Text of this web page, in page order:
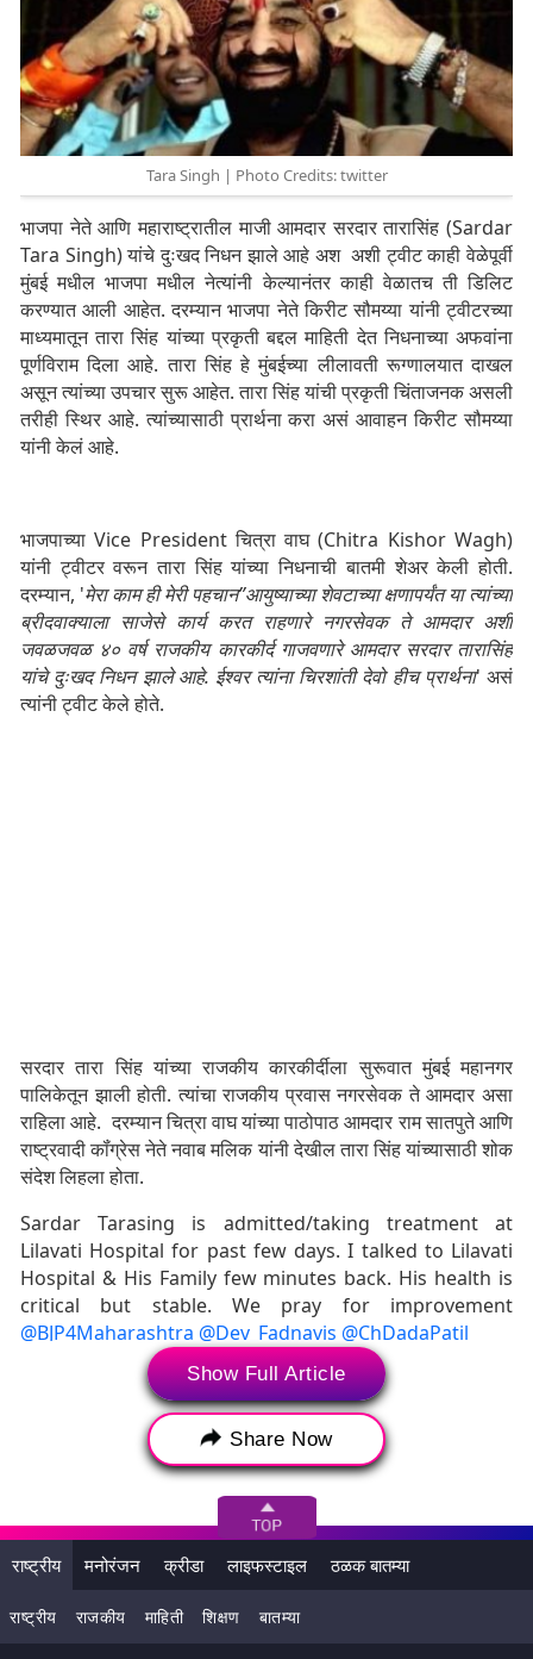
Tara Singh | Photo Credits: twitter
भाजपा नेते आणि महाराष्ट्रातील माजी आमदार सरदार तारासिंह (Sardar
Tara Singh) यांचे दुःखद निधन झाले आहे अश अशी ट्वीट काही वेळेपूर्वी
मुंबई मधील भाजपा मधील नेत्यांनी केल्यानंतर काही वेळातच ती डिलिट
करण्यात आली आहेत. दरम्यान भाजपा नेते किरीट सौमय्या यांनी ट्वीटरच्या
माध्यमातून तारा सिंह यांच्या प्रकृती बद्दल माहिती देत निधनाच्या अफवांना
पूर्णविराम दिला आहे. तारा सिंह हे मुंबईच्या लीलावती रूग्णालयात दाखल
असून त्यांच्या उपचार सुरू आहेत. तारा सिंह यांची प्रकृती चिंताजनक असली
तरीही स्थिर आहे. त्यांच्यासाठी प्रार्थना करा असं आवाहन किरीट सौमय्या
यांनी केलं आहे.
भाजपाच्या Vice President चित्रा वाघ (Chitra Kishor Wagh)
यांनी ट्वीटर वरून तारा सिंह यांच्या निधनाची बातमी शेअर केली होती.
दरम्यान, 'मेरा काम ही मेरी पहचान”आयुष्याच्या शेवटाच्या क्षणापर्यंत या त्यांच्या
ब्रीदवाक्याला साजेसे कार्य करत राहणारे नगरसेवक ते आमदार अशी
जवळजवळ ४० वर्ष राजकीय कारकीर्द गाजवणारे आमदार सरदार तारासिंह
यांचे दुःखद निधन झाले आहे. ईश्वर त्यांना चिरशांती देवो हीच प्रार्थना' असं
त्यांनी ट्वीट केले होते.
सरदार तारा सिंह यांच्या राजकीय कारकीर्दीला सुरूवात मुंबई महानगर
पालिकेतून झाली होती. त्यांचा राजकीय प्रवास नगरसेवक ते आमदार असा
राहिला आहे. दरम्यान चित्रा वाघ यांच्या पाठोपाठ आमदार राम सातपुते आणि
राष्ट्रवादी कॉंग्रेस नेते नवाब मलिक यांनी देखील तारा सिंह यांच्यासाठी शोक
संदेश लिहला होता.
Sardar Tarasing is admitted/taking treatment at
Lilavati Hospital for past few days. I talked to Lilavati
Hospital & His Family few minutes back. His health is
critical but stable. We pray for improvement
@BJP4Maharashtra @Dev_Fadnavis @ChDadaPatil
— Kirit Somaiya (@KiritSomaiya)September 2, 2020
सरदार तारासिंह हे महाराष्ट्राचे माजी आमदार होते. मुंबईतील मुलुंड
विधानसभा मतदार संघाचे त्यांनी आमदार म्हणून प्रतिनिधित्त्व केले होते.
2018 साली त्यांनी तत्कालीन मुख्यमंत्री देवेंद्र फडणवीस यांच्या
सांगण्यावरून नांदेड च्या सचखंड गुरुद्वारा बोर्ड च्या अध्यक्ष पदाचा राजीनामा
देखील दिला होता. मागील वर्षी सरदार तारा सिंह यांचा मुलगा रणजित सिंह
याला मुंबई पोलिसांनी पीएमसी बॅंक घोटाळा प्रकरणामध्ये अटक केली होती.
Show Full Article
Share Now
राष्ट्रीय मनोरंजन क्रीडा लाइफस्टाइल ठळक बातम्या
राष्ट्रीय राजकीय माहिती शिक्षण बातम्या